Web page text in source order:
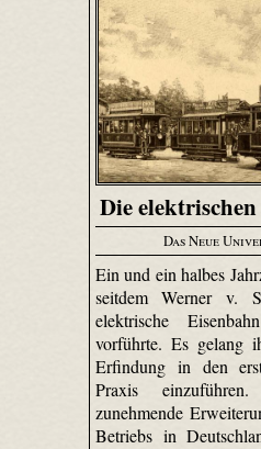
Die
Das Neue
Ein und ein halbes
seitdem Werner v.
elektrische
vorführte. Es gelang
Erfindung in den
Praxis
zunehmende
Betriebs in